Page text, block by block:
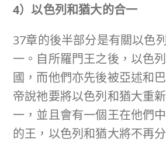
4）以色列和猶大的合一
37章的後半部分是有關以色
一。自所羅門王之後，以色
國，而他們亦先後被亞述和
帝說祂要將以色列和猶大重
一，並且會有一個王在他們
的王，以色列和猶大將不再